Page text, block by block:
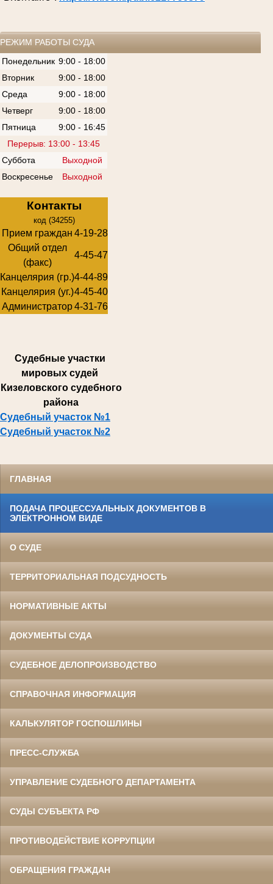
РЕЖИМ РАБОТЫ СУДА
Понедельник 9:00 - 18:00
Вторник
9:00 - 18:00
Среда
9:00 - 18:00
Четверг
9:00 - 18:00
Пятница
9:00 - 16:45
Перерыв: 13:00 - 13:45
Суббота
Выходной
Воскресенье
Выходной
Контакты
код (34255)
Прием граждан 4-19-28
Общий отдел
(факс)
4-45-47
Канцелярия (гр.)4-44-89
Канцелярия (уг.)4-45-40
Администратор4-31-76
Судебные участки
мировых судей
Кизеловского судебного
района
Судебный участок №1
Судебный участок №2
ГЛАВНАЯ
ПОДАЧА ПРОЦЕССУАЛЬНЫХ ДОКУМЕНТОВ В
ЭЛЕКТРОННОМ ВИДЕ
О СУДЕ
ТЕРРИТОРИАЛЬНАЯ ПОДСУДНОСТЬ
НОРМАТИВНЫЕ АКТЫ
ДОКУМЕНТЫ СУДА
СУДЕБНОЕ ДЕЛОПРОИЗВОДСТВО
СПРАВОЧНАЯ ИНФОРМАЦИЯ
КАЛЬКУЛЯТОР ГОСПОШЛИНЫ
ПРЕСС-СЛУЖБА
УПРАВЛЕНИЕ СУДЕБНОГО ДЕПАРТАМЕНТА
СУДЫ СУБЪЕКТА РФ
ПРОТИВОДЕЙСТВИЕ КОРРУПЦИИ
ОБРАЩЕНИЯ ГРАЖДАН